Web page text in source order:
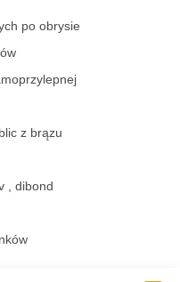
po obrysie
z brązu
, dibond